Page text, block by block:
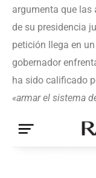
argumenta que las
de su presidencia
petición llega en
gobernador
ha sido calificado
«armar el sistema